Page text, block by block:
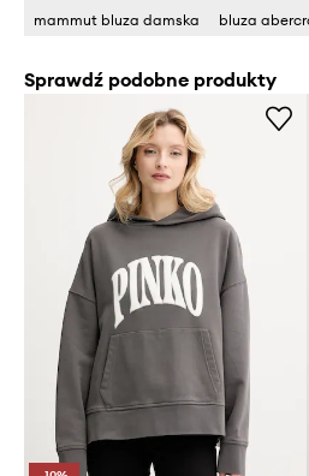
mammut bluza damska
bluza
Sprawdź podobne produkty